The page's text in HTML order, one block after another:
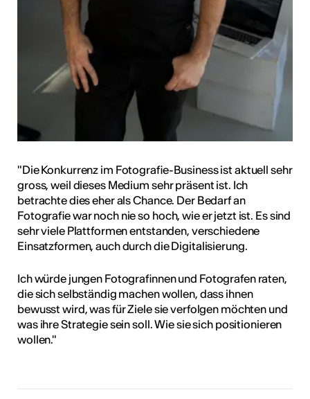
"Die Konkurrenz im Fotografie-Business ist aktuell sehr
gross, weil dieses Medium sehr präsent ist. Ich
betrachte dies eher als Chance. Der Bedarf an
Fotografie war noch nie so hoch, wie er jetzt ist. Es sind
sehr viele Plattformen entstanden, verschiedene
Einsatzformen, auch durch die Digitalisierung.
Ich würde jungen Fotografinnen und Fotografen raten,
die sich selbständig machen wollen, dass ihnen
bewusst wird, was für Ziele sie verfolgen möchten und
was ihre Strategie sein soll. Wie sie sich positionieren
wollen."